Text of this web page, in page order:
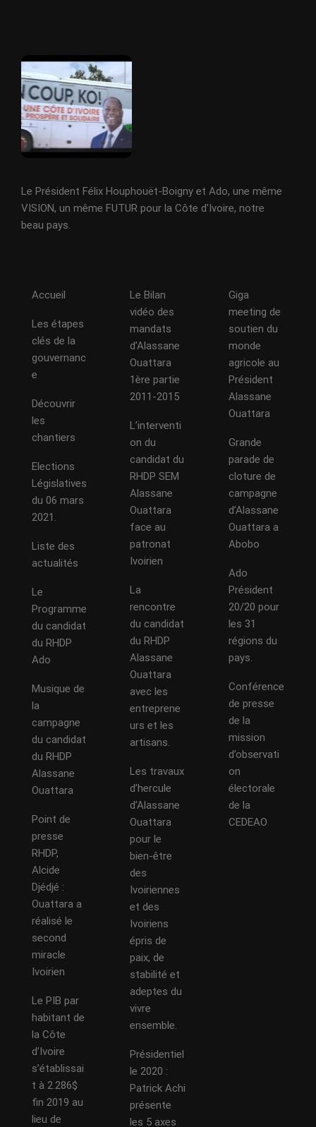
Le Président Félix Houphouët-Boigny et Ado, une même
VISION, un même FUTUR pour la Côte d'Ivoire, notre
beau pays.
Accueil
Les étapes
clés de la
gouvernanc
e
Découvrir
les
chantiers
Elections
Législatives
du 06 mars
2021.
Liste des
actualités
Le
Programme
du candidat
du RHDP
Ado
Musique de
la
campagne
du candidat
du RHDP
Alassane
Ouattara
Point de
presse
RHDP,
Alcide
Djédjé :
Ouattara a
réalisé le
second
miracle
Ivoirien
Le PIB par
habitant de
la Côte
d’Ivoire
s’établissai
t à 2.286$
fin 2019 au
lieu de
Le Bilan
vidéo des
mandats
d’Alassane
Ouattara
1ère partie
2011-2015
L’interventi
on du
candidat du
RHDP SEM
Alassane
Ouattara
face au
patronat
Ivoirien
La
rencontre
du candidat
du RHDP
Alassane
Ouattara
avec les
entreprene
urs et les
artisans.
Les travaux
d’hercule
d’Alassane
Ouattara
pour le
bien-être
des
Ivoiriennes
et des
Ivoiriens
épris de
paix, de
stabilité et
adeptes du
vivre
ensemble.
Présidentiel
le 2020 :
Patrick Achi
présente
les 5 axes
Giga
meeting de
soutien du
monde
agricole au
Président
Alassane
Ouattara
Grande
parade de
cloture de
campagne
d’Alassane
Ouattara a
Abobo
Ado
Président
20/20 pour
les 31
régions du
pays.
Conférence
de presse
de la
mission
d’observati
on
électorale
de la
CEDEAO